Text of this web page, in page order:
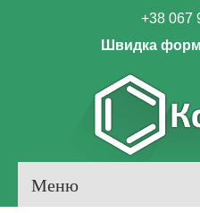
+38 067
Швидка
Меню